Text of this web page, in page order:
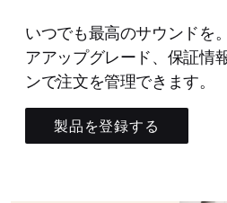
いつでも最高のサウンドを
アアップグレード、保証情
ンで注文を管理できます。
製品を登録する